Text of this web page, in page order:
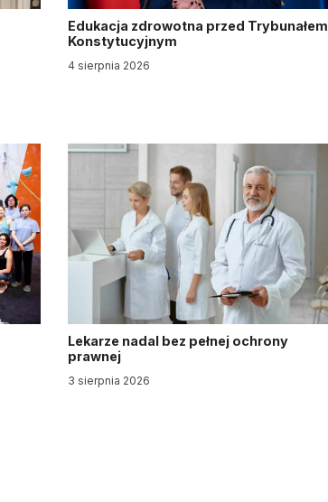
Edukacja zdrowotna przed Trybunałem
Konstytucyjnym
4 sierpnia 2026
Lekarze nadal bez pełnej ochrony
prawnej
3 sierpnia 2026